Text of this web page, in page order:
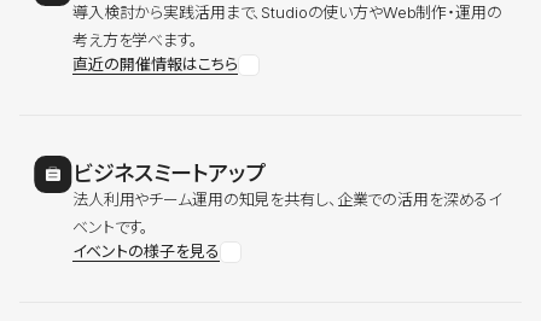
導入検討から実践活用まで、Studioの使い方やWeb制作・運用の
考え方を学べます。
直近の開催情報はこちら
ビジネスミートアップ
法人利用やチーム運用の知見を共有し、企業での活用を深めるイ
ベントです。
イベントの様子を見る